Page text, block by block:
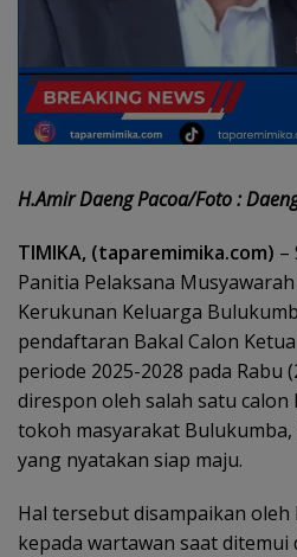
H.Amir Daeng Pacoa/Foto :
TIMIKA, (taparemimika.com) –
Panitia Pelaksana
Kerukunan Keluarga
pendaftaran Bakal Calon
periode 2025-2028 pada Rabu
direspon oleh salah satu calon
tokoh masyarakat Bulukumba,
yang nyatakan siap maju.
Hal tersebut disampaikan oleh
kepada wartawan saat ditemui